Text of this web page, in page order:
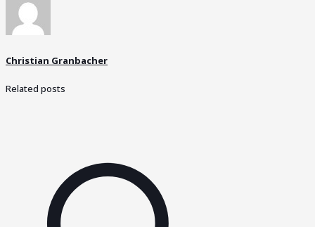
Christian Granbacher
Related posts